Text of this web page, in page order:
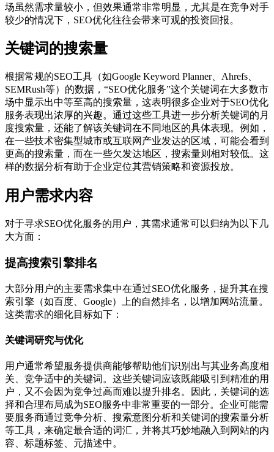
场虽然需求量较小，但效果通常非常明显，尤其是在竞争对手
较少的情况下，SEO优化往往会带来可观的投资回报。
关键词的搜索量
根据常规的SEO工具（如Google Keyword Planner、Ahrefs、
SEMRush等）的数据，“SEO优化服务”这个关键词在大多数市
场中显示出中等至高的搜索量，这表明很多企业对于SEO优化
服务表现出浓厚的兴趣。通过这些工具进一步分析关键词的月
度搜索量，还能了解该关键词在不同地区的具体表现。例如，
在一些技术密集型城市或互联网产业发达的区域，可能会看到
更高的搜索量，而在一些欠发达地区，搜索量则相对较低。这
样的数据分析有助于企业定位其营销策略和资源投放。
用户需求内容
对于寻求SEO优化服务的用户，其需求通常可以归纳为以下几
大方面：
提高搜索引擎排名
大部分用户的主要需求集中在通过SEO优化服务，提升其在搜
索引擎（如百度、Google）上的自然排名，以增加网站流量。
这类需求的细化目标如下：
关键词研究与优化
用户通常希望服务提供商能够帮助他们识别出与其业务高度相
关、竞争适中的关键词。这些关键词应该既能吸引到精准的用
户，又不会因为竞争过高而难以提升排名。因此，关键词的选
择和合理布局成为SEO服务中非常重要的一部分。企业可能需
要服务商通过竞争分析、搜索意图分析和关键词的搜索量分析
等工具，来确定最合适的词汇，并将其巧妙地融入到网站的内
容、标题标签、元描述中。